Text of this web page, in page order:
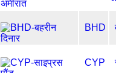
BHD
CYP